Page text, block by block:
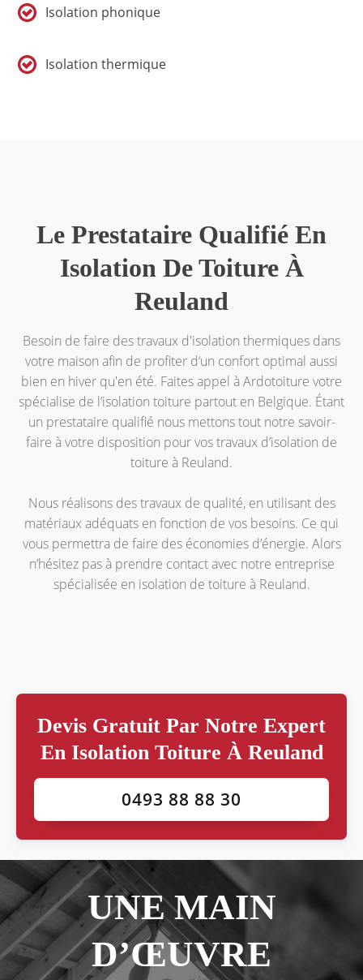
Isolation phonique
Isolation thermique
Le Prestataire Qualifié En
Isolation De Toiture À
Reuland
Besoin de faire des travaux d'isolation thermiques dans
votre maison afin de profiter d‘un confort optimal aussi
bien en hiver qu'en été. Faites appel à Ardotoiture votre
spécialise de l’isolation toiture partout en Belgique. Étant
un prestataire qualifié nous mettons tout notre savoir-
faire à votre disposition pour vos travaux d’isolation de
toiture à Reuland.
Nous réalisons des travaux de qualité, en utilisant des
matériaux adéquats en fonction de vos besoins. Ce qui
vous permettra de faire des économies d’énergie. Alors
n’hésitez pas à prendre contact avec notre entreprise
spécialisée en isolation de toiture à Reuland.
Devis Gratuit Par Notre Expert
En Isolation Toiture À Reuland
0493 88 88 30
UNE MAIN
D’ŒUVRE